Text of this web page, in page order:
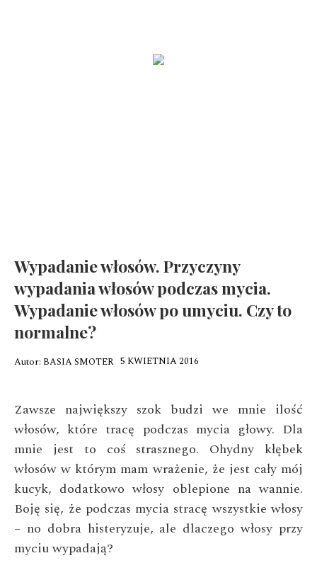
Wypadanie włosów. Przyczyny
wypadania włosów podczas mycia.
Wypadanie włosów po umyciu. Czy to
normalne?
Autor: BASIA SMOTER 5 KWIETNIA 2016
Zawsze największy szok budzi we mnie ilość
włosów, które tracę podczas mycia głowy. Dla
mnie jest to coś strasznego. Ohydny kłębek
włosów w którym mam wrażenie, że jest cały mój
kucyk, dodatkowo włosy oblepione na wannie.
Boję się, że podczas mycia stracę wszystkie włosy
– no dobra histeryzuje, ale dlaczego włosy przy
myciu wypadają?